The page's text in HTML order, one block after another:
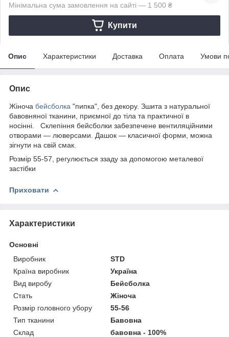
Мінімальна сума замовлення на сайті — 1 500 ₴
Купити
Опис Характеристики Доставка Оплата Умови
Опис
Жіноча бейсболка "пипка", без декору. Зшита з натуральної
бавовняної тканини, приємної до тіла та практичної в
носінні. Склепіння бейсболки забезпечене вентиляційними
отворами — люверсами. Дашок — класичної форми, можна
зігнути на свій смак.
Розмір 55-57, регулюється ззаду за допомогою металевої
застібки
Приховати
Характеристики
Основні
Виробник
STD
Країна виробник
Україна
Вид виробу
Бейсболка
Стать
Жіноча
Розмір головного убору
55-56
Тип тканини
Бавовна
Склад
бавовна - 100%